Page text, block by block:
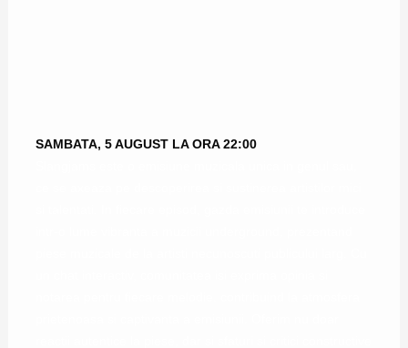
SAMBATA, 5 AUGUST LA ORA 22:00